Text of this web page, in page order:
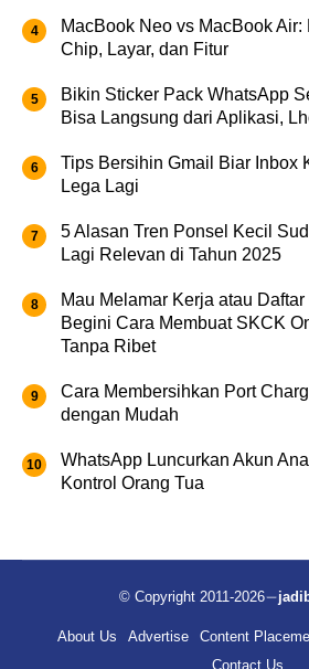
MacBook Neo vs MacBook Air:
Chip, Layar, dan Fitur
Bikin Sticker Pack WhatsApp
Bisa Langsung dari Aplikasi,
Tips Bersihin Gmail Biar Inbox
Lega Lagi
5 Alasan Tren Ponsel Kecil
Lagi Relevan di Tahun 2025
Mau Melamar Kerja atau
Begini Cara Membuat SKCK
Tanpa Ribet
Cara Membersihkan Port
dengan Mudah
WhatsApp Luncurkan Akun
Kontrol Orang Tua
© Copyright 2011-2026
About Us Advertise Content
Contact Us